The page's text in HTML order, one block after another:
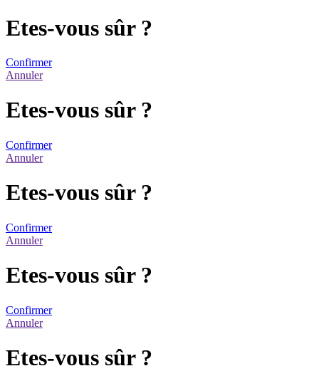
Etes-vous sûr ?
Confirmer
Annuler
Etes-vous sûr ?
Confirmer
Annuler
Etes-vous sûr ?
Confirmer
Annuler
Etes-vous sûr ?
Confirmer
Annuler
Etes-vous sûr ?